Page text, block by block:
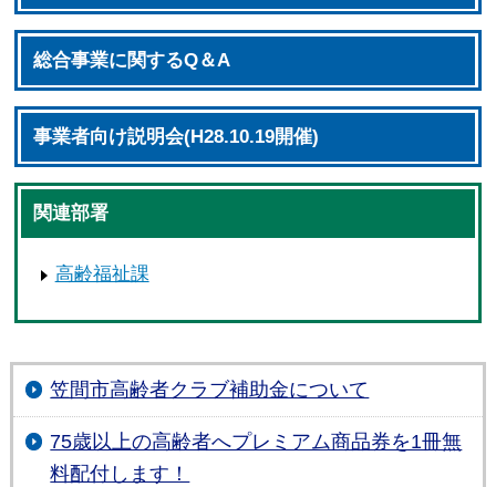
総合事業に関するQ＆A
事業者向け説明会(H28.10.19開催)
関連部署
高齢福祉課
笠間市高齢者クラブ補助金について
75歳以上の高齢者へプレミアム商品券を1冊無
料配付します！